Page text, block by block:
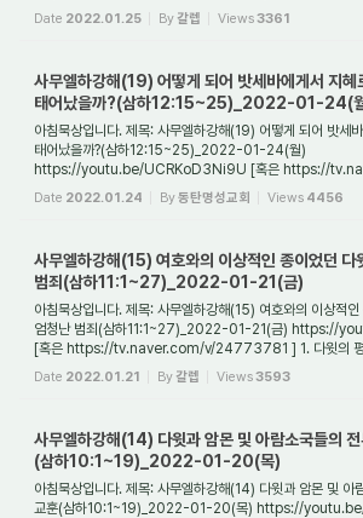
아기가 죽은 후에 다윗...
Date 2022.01.25 By갈렙 Views3361
사무엘하강해(19) 어떻게 되어 밧세바에게서 지혜
태어났을까?(삼하12:15~25)_2022-01-24(
아침묵상입니다. 제목: 사무엘하강해(19) 어떻게 되어 밧세
태어났을까?(삼하12:15~25)_2022-01-24(월)
https://youtu.be/UCRKoD3Ni9U [혹은 https://
] 1. 다윗이 밧세바와의 불륜을 통해서 태어난 아이와 ...
Date 2022.01.24 By동탄명성교회 Views 4456
사무엘하강해(15) 여호와의 이상적인 종이었던 다
범죄(삼하11:1~27)_2022-01-21(금)
아침묵상입니다. 제목: 사무엘하강해(15) 여호와의 이상적
엄청난 범죄(삼하11:1~27)_2022-01-21(금) https://
[혹은 https://tv.naver.com/v/24773781 ] 1. 다윗의 평
사건이자 그의 인...
Date 2022.01.21 By갈렙 Views3593
사무엘하강해(14) 다윗과 암몬 및 아람소국들의
(삼하10:1~19)_2022-01-20(목)
아침묵상입니다. 제목: 사무엘하강해(14) 다윗과 암몬 및 아
교훈(삼하10:1~19)_2022-01-20(목) https://